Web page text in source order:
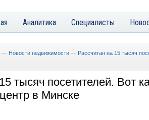
Аналитика Специалисты
— Новости недвижимости — Рассчитан на 15 тысяч
тысяч посетителей. Вот
в Минске